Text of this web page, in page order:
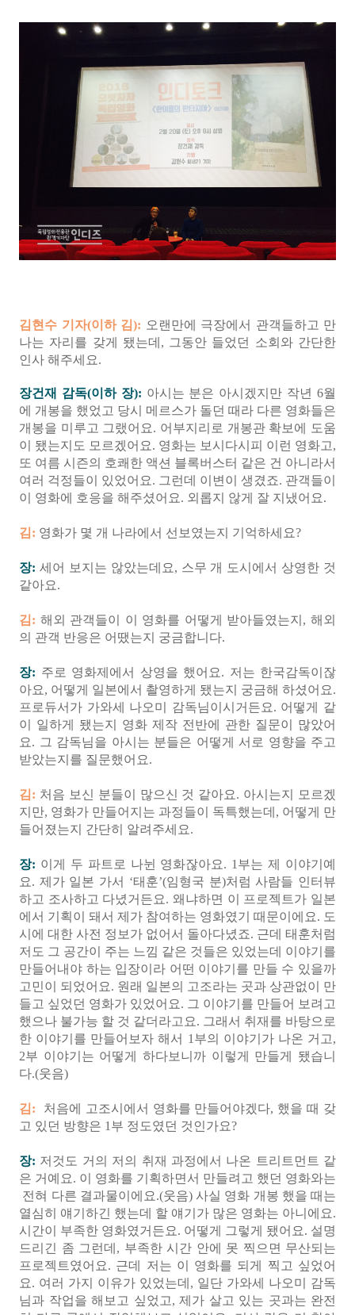
김현수 기자(이하 김): 오랜만에 극장에서 관객들하고 만
나는 자리를 갖게 됐는데, 그동안 들었던 소회와 간단한
인사 해주세요.
장건재 감독(이하 장): 아시는 분은 아시겠지만 작년 6월
에 개봉을 했었고 당시 메르스가 돌던 때라 다른 영화들은
개봉을 미루고 그랬어요. 어부지리로 개봉관 확보에 도움
이 됐는지도 모르겠어요. 영화는 보시다시피 이런 영화고,
또 여름 시즌의 호쾌한 액션 블록버스터 같은 건 아니라서
여러 걱정들이 있었어요. 그런데 이변이 생겼죠. 관객들이
이 영화에 호응을 해주셨어요. 외롭지 않게 잘 지냈어요.
김: 영화가 몇 개 나라에서 선보였는지 기억하세요?
장: 세어 보지는 않았는데요, 스무 개 도시에서 상영한 것
같아요.
김: 해외 관객들이 이 영화를 어떻게 받아들였는지, 해외
의 관객 반응은 어땠는지 궁금합니다.
장: 주로 영화제에서 상영을 했어요. 저는 한국감독이잖
아요, 어떻게 일본에서 촬영하게 됐는지 궁금해 하셨어요.
프로듀서가 가와세 나오미 감독님이시거든요. 어떻게 같
이 일하게 됐는지 영화 제작 전반에 관한 질문이 많았어
요. 그 감독님을 아시는 분들은 어떻게 서로 영향을 주고
받았는지를 질문했어요.
김: 처음 보신 분들이 많으신 것 같아요. 아시는지 모르겠
지만, 영화가 만들어지는 과정들이 독특했는데, 어떻게 만
들어졌는지 간단히 알려주세요.
장: 이게 두 파트로 나뉜 영화잖아요. 1부는 제 이야기예
요. 제가 일본 가서 ‘태훈’(임형국 분)처럼 사람들 인터뷰
하고 조사하고 다녔거든요. 왜냐하면 이 프로젝트가 일본
에서 기획이 돼서 제가 참여하는 영화였기 때문이에요. 도
시에 대한 사전 정보가 없어서 돌아다녔죠. 근데 태훈처럼
저도 그 공간이 주는 느낌 같은 것들은 있었는데 이야기를
만들어내야 하는 입장이라 어떤 이야기를 만들 수 있을까
고민이 되었어요. 원래 일본의 고조라는 곳과 상관없이 만
들고 싶었던 영화가 있었어요. 그 이야기를 만들어 보려고
했으나 불가능 할 것 같더라고요. 그래서 취재를 바탕으로
한 이야기를 만들어보자 해서 1부의 이야기가 나온 거고,
2부 이야기는 어떻게 하다보니까 이렇게 만들게 됐습니
다.(웃음)
김: 처음에 고조시에서 영화를 만들어야겠다, 했을 때 갖
고 있던 방향은 1부 정도였던 것인가요?
장: 저것도 거의 저의 취재 과정에서 나온 트리트먼트 같
은 거예요. 이 영화를 기획하면서 만들려고 했던 영화와는
전혀 다른 결과물이에요.(웃음) 사실 영화 개봉 했을 때는
열심히 얘기하긴 했는데 할 얘기가 많은 영화는 아니에요.
시간이 부족한 영화였거든요. 어떻게 그렇게 됐어요. 설명
드리긴 좀 그런데, 부족한 시간 안에 못 찍으면 무산되는
프로젝트였어요. 근데 저는 이 영화를 되게 찍고 싶었어
요. 여러 가지 이유가 있었는데, 일단 가와세 나오미 감독
님과 작업을 해보고 싶었고, 제가 살고 있는 곳과는 완전